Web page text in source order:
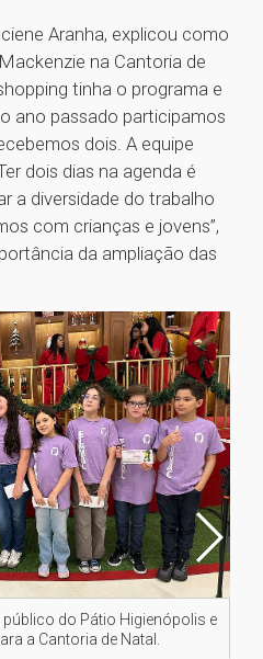
Aranha, explicou como
na Cantoria de
tinha o programa e
ano passado participamos
dois. A equipe
dois dias na agenda é
a diversidade do trabalho
com crianças e jovens”,
da ampliação das
do Pátio Higienópolis e
a Cantoria de Natal.